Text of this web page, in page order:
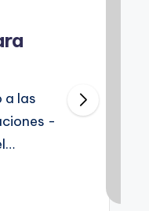
a las
-